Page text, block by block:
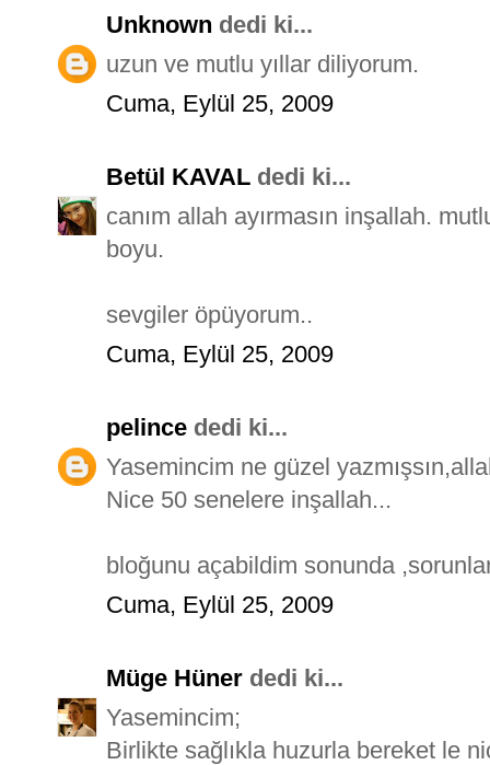
Unknown dedi ki...
uzun ve mutlu yıllar diliyorum.
Cuma, Eylül 25, 2009
Betül KAVAL dedi ki...
canım allah ayırmasın inşallah.
boyu.
sevgiler öpüyorum..
Cuma, Eylül 25, 2009
pelince dedi ki...
Yasemincim ne güzel
Nice 50 senelere inşallah...
bloğunu açabildim sonunda
Cuma, Eylül 25, 2009
Müge Hüner dedi ki...
Yasemincim;
Birlikte sağlıkla huzurla bereket le